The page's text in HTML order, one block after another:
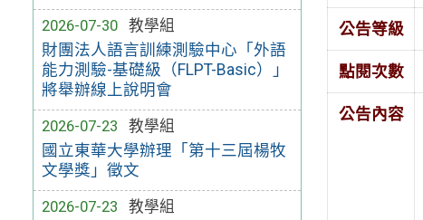
2026-07-30
教學組
財團法人語言訓練測驗中心「外語
能力測驗-基礎級（FLPT-Basic）」
將舉辦線上說明會
2026-07-23
教學組
國立東華大學辦理「第十三屆楊牧
文學獎」徵文
2026-07-23
教學組
公告等級
點閱次數
公告內容